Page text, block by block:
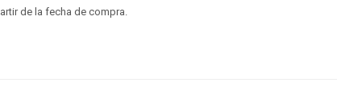
de la fecha de compra.